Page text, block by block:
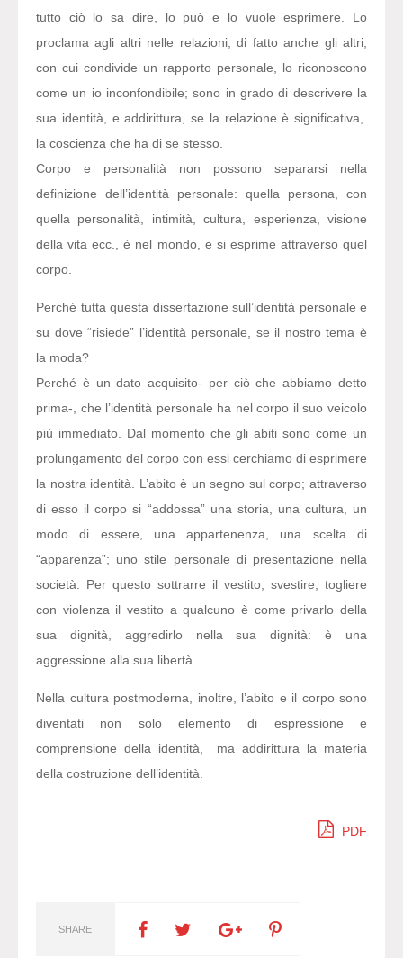
tutto ciò lo sa dire, lo può e lo vuole esprimere. Lo
proclama agli altri nelle relazioni; di fatto anche gli altri,
con cui condivide un rapporto personale, lo riconoscono
come un io inconfondibile; sono in grado di descrivere la
sua identità, e addirittura, se la relazione è significativa,
la coscienza che ha di se stesso.
Corpo e personalità non possono separarsi nella
definizione dell’identità personale: quella persona, con
quella personalità, intimità, cultura, esperienza, visione
della vita ecc., è nel mondo, e si esprime attraverso quel
corpo.
Perché tutta questa dissertazione sull’identità personale e
su dove “risiede” l’identità personale, se il nostro tema è
la moda?
Perché è un dato acquisito- per ciò che abbiamo detto
prima-, che l’identità personale ha nel corpo il suo veicolo
più immediato. Dal momento che gli abiti sono come un
prolungamento del corpo con essi cerchiamo di esprimere
la nostra identità. L’abito è un segno sul corpo; attraverso
di esso il corpo si “addossa” una storia, una cultura, un
modo di essere, una appartenenza, una scelta di
“apparenza”; uno stile personale di presentazione nella
società. Per questo sottrarre il vestito, svestire, togliere
con violenza il vestito a qualcuno è come privarlo della
sua dignità, aggredirlo nella sua dignità: è una
aggressione alla sua libertà.
Nella cultura postmoderna, inoltre, l’abito e il corpo sono
diventati non solo elemento di espressione e
comprensione della identità, ma addirittura la materia
della costruzione dell’identità.
PDF
SHARE